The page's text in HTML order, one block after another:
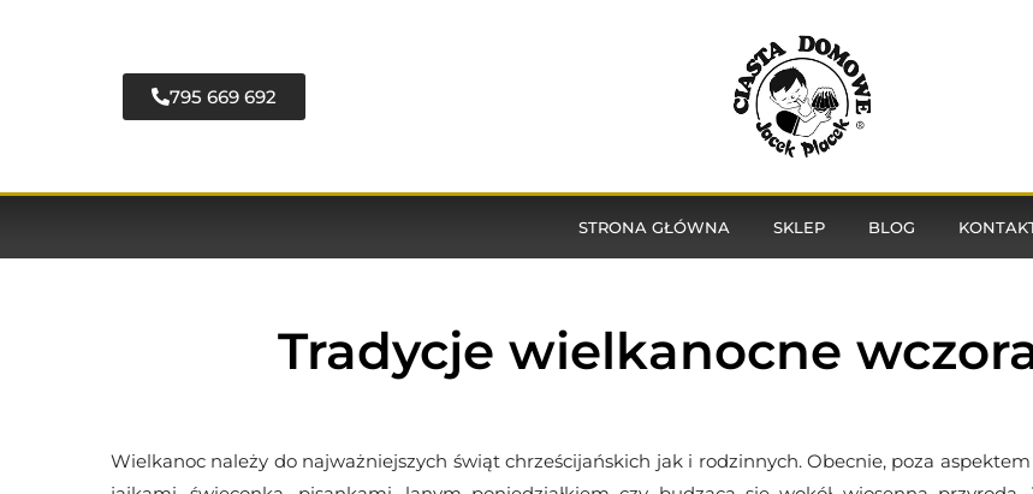
795 669 692
STRONA GŁÓWNA SKLEP BLOG
Tradycje wielkanocne
Wielkanoc należy do najważniejszych świąt chrześcijańskich jak i rodzinnych. Obecnie, poza